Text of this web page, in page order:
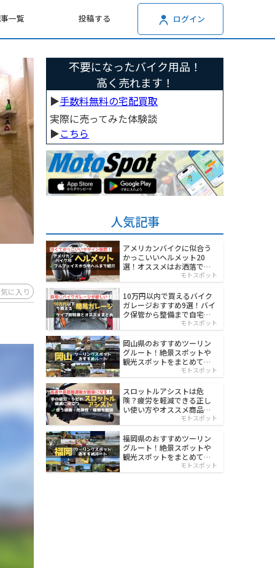
一覧 投稿する ログイン
に入り
不要になったバイク用品！
高く売れます！
▶︎手数料無料の宅配買取
実際に売ってみた体験談
▶︎こちら
人気記事
アメリカンバイクに似合う
かっこいいヘルメット20
選！オススメはお洒落でワ
モトスポット
10万円以内で買えるバイク
ガレージおすすめ9選！バイ
ク保管から整備まで自宅で
モトスポット
岡山県のおすすめツーリン
グルート！絶景スポットや
観光スポットをまとめて紹
モトスポット
スロットルアシストは危
険？疲労を軽減できる正し
い使い方やオススメ商品を
モトスポット
福岡県のおすすめツーリン
グルート！絶景スポットや
観光スポットをまとめて紹
モトスポット